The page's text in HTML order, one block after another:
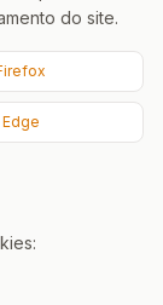
do site.
Edge